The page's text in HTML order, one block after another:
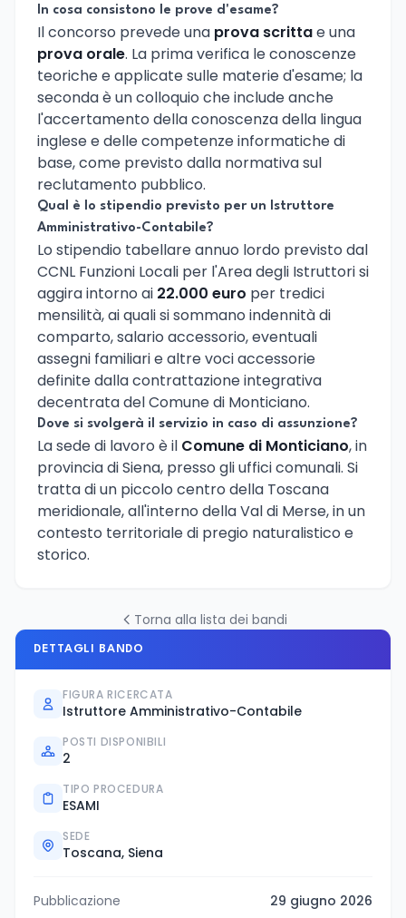
In cosa consistono le prove d'esame?
Il concorso prevede una prova scrittae una
prova orale. La prima verifica le conoscenze
teoriche e applicate sulle materie d'esame; la
seconda è un colloquio che include anche
l'accertamento della conoscenza della lingua
inglese e delle competenze informatiche di
base, come previsto dalla normativa sul
reclutamento pubblico.
Qual è lo stipendio previsto per un Istruttore
Amministrativo-Contabile?
Lo stipendio tabellare annuo lordo previsto dal
CCNL Funzioni Locali per l'Area degli Istruttori si
aggira intorno ai 22.000 euro per tredici
mensilità, ai quali si sommano indennità di
comparto, salario accessorio, eventuali
assegni familiari e altre voci accessorie
definite dalla contrattazione integrativa
decentrata del Comune di Monticiano.
Dove si svolgerà il servizio in caso di assunzione?
La sede di lavoro è il Comune di Monticiano, in
provincia di Siena, presso gli uffici comunali. Si
tratta di un piccolo centro della Toscana
meridionale, all'interno della Val di Merse, in un
contesto territoriale di pregio naturalistico e
storico.
Torna alla lista dei bandi
DETTAGLI BANDO
FIGURA RICERCATA
Istruttore Amministrativo-Contabile
POSTI DISPONIBILI
2
TIPO PROCEDURA
ESAMI
SEDE
Toscana, Siena
Pubblicazione
29 giugno 2026